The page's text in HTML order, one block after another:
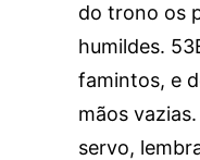
do trono os
humildes.
famintos, e
mãos
servo,